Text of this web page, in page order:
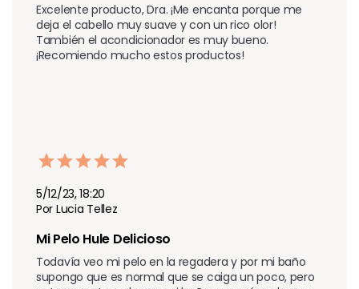
Excelente producto, Dra. ¡Me encanta porque me
deja el cabello muy suave y con un rico olor!
También el acondicionador es muy bueno.
¡Recomiendo mucho estos productos!
5/12/23, 18:20
Por Lucia Tellez
Mi Pelo Hule Delicioso
Todavía veo mi pelo en la regadera y por mi baño
supongo que es normal que se caiga un poco, pero